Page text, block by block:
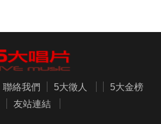
聯絡我們 5大徵人
5大金榜
友站連結